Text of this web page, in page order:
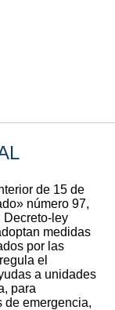
de 15 de
número 97,
Decreto-ley
medidas
por las
el
a unidades
para
de emergencia,